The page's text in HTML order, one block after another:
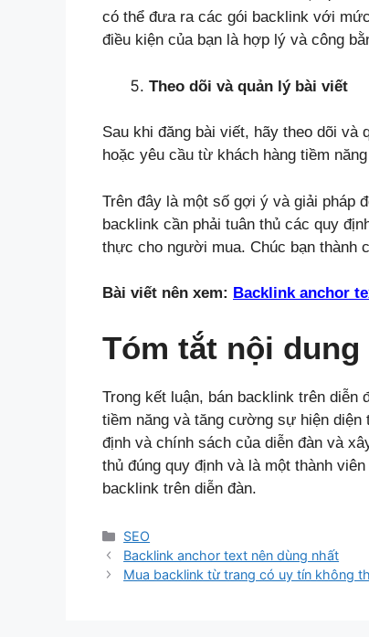
có thể đưa ra các gói backlink với
điều kiện của bạn là hợp lý và công
Theo dõi và quản lý bài viết
Sau khi đăng bài viết, hãy theo dõi và
hoặc yêu cầu từ khách hàng tiềm
Trên đây là một số gợi ý và giải pháp
backlink cần phải tuân thủ các quy
thực cho người mua. Chúc bạn thành
Bài viết nên xem: Backlink anchor
Tóm tắt nội dung
Trong kết luận, bán backlink trên diễn
tiềm năng và tăng cường sự hiện
định và chính sách của diễn đàn và
thủ đúng quy định và là một thành
backlink trên diễn đàn.
Danh
mục
SEO
Backlink anchor text nên dùng nhất
Mua backlink từ trang có uy tín không